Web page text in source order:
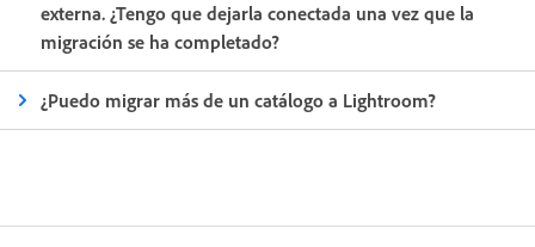
externa. ¿Tengo que dejarla conectada una vez que la
migración se ha completado?
¿Puedo migrar más de un catálogo a Lightroom?